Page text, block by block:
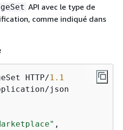
API avec le type de
comme indiqué dans
HTTP/1.1
json